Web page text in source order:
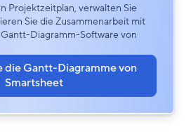
Projektzeitplan, verwalten Sie
Sie die Zusammenarbeit mit
Diagramm-Software von
die Gantt-Diagramme von
Smartsheet